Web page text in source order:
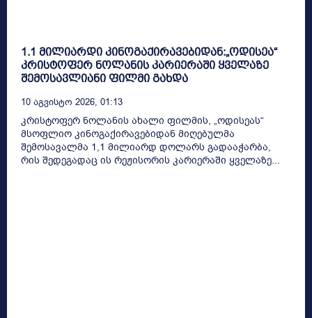
1.1 მილიარდი კინოგაქირავებიდან:„ოდისეა“
კრისტოფერ ნოლანის კარიერაში ყველაზე
შემოსავლიანი ფილმი გახდა
10 Აგვისტო 2026, 01:13
კრისტოფერ ნოლანის ახალი ფილმის, „ოდისეას“
მსოფლიო კინოგაქირავებიდან მიღებულმა
შემოსავალმა 1,1 მილიარდ დოლარს გადააჭარბა,
რის შედეგადაც ის რეჟისორის კარიერაში ყველაზე...